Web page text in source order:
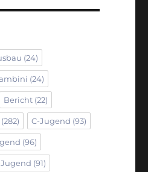
(24)
(24)
Bericht(22)
(282) C-Jugend (93)
(96)
Jugend (91)